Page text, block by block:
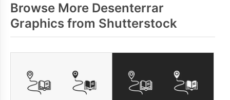
Browse More Desenterrar
Graphics from Shutterstock